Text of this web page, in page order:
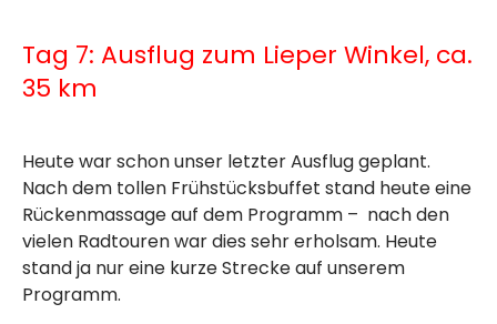
Tag 7: Ausflug zum Lieper Winkel, ca.
35 km
Heute war schon unser letzter Ausflug geplant.
Nach dem tollen Frühstücksbuffet stand heute eine
Rückenmassage auf dem Programm – nach den
vielen Radtouren war dies sehr erholsam. Heute
stand ja nur eine kurze Strecke auf unserem
Programm.